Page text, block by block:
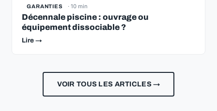
GARANTIES · 10 min
Décennale piscine : ouvrage ou
équipement dissociable ?
Lire →
VOIR TOUS LES ARTICLES →